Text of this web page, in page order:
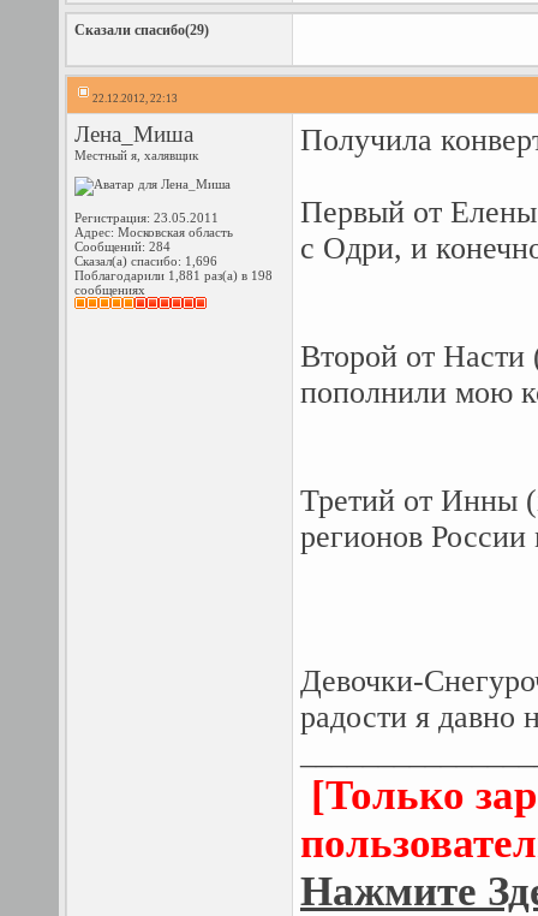
Сказали спасибо(29)
22.12.2012, 22:13
Лена_Миша
Местный я, халявщик
Регистрация: 23.05.2011
Адрес: Московская область
Сообщений: 284
Сказал(а) спасибо: 1,696
Поблагодарили 1,881 раз(а) в 198
сообщениях
Получила
Первый от Елены
с Одри, и
Второй от Насти
пополнили мою
Третий от Инны
регионов России
Девочки-
радости я давно
[Только
Нажмите